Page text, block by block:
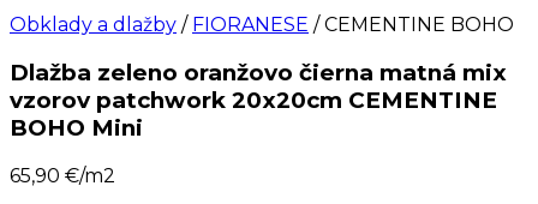
Obklady a dlažby / FIORANESE / CEMENTINE BOHO
Dlažba zeleno oranžovo čierna matná mix
vzorov patchwork 20x20cm CEMENTINE
BOHO Mini
65,90 €/m2